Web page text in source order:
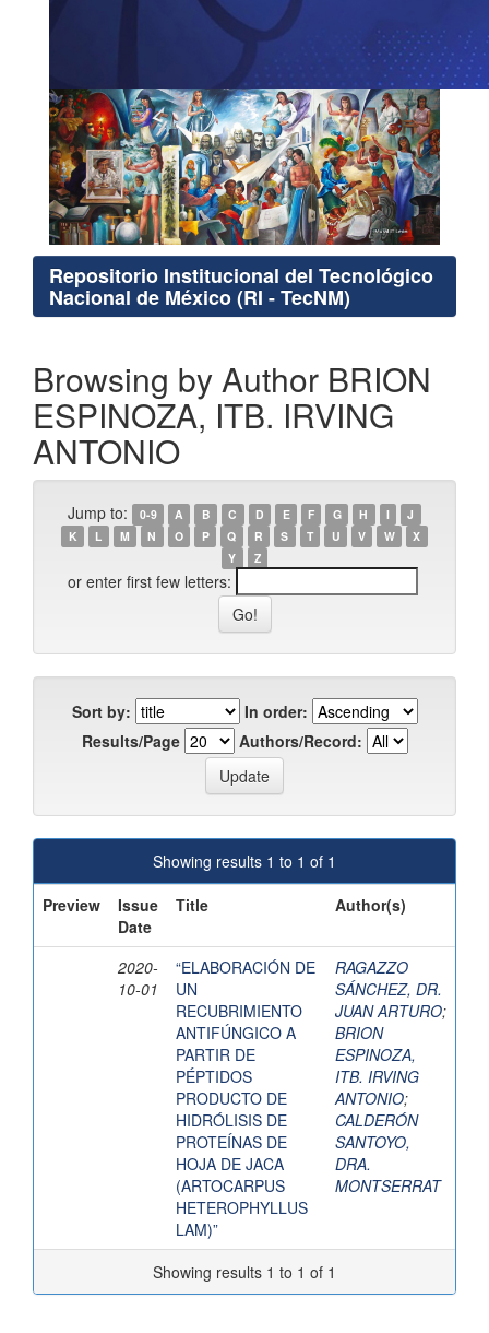
Repositorio Institucional del Tecnológico
Nacional de México (RI - TecNM)
Browsing by Author BRION
ESPINOZA, ITB. IRVING
ANTONIO
Jump to: 0-9 A B C D E F G H I
J
K
L M N O P Q R S T U V W
X
Y
Z
or enter first few letters:
Sort by:
In order:
Results/Page
Authors/Record:
Showing results 1 to 1 of 1
Preview
Issue
Date
Title Author(s)
2020-
10-01
“ELABORACIÓN DE
UN
RECUBRIMIENTO
ANTIFÚNGICO A
PARTIR DE
PÉPTIDOS
PRODUCTO DE
HIDRÓLISIS DE
PROTEÍNAS DE
HOJA DE JACA
(ARTOCARPUS
HETEROPHYLLUS
LAM)”
RAGAZZO
SÁNCHEZ, DR.
JUAN ARTURO;
BRION
ESPINOZA,
ITB. IRVING
ANTONIO;
CALDERÓN
SANTOYO,
DRA.
MONTSERRAT
Showing results 1 to 1 of 1